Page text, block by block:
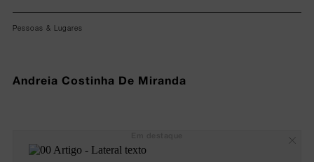
Pessoas & Lugares
Andreia Costinha De Miranda